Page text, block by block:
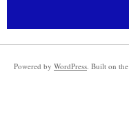
Powered by WordPress. Built on the